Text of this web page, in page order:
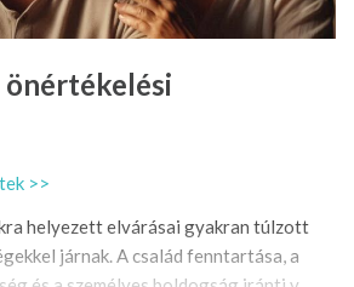
>>
helyezett elvárásai gyakran túlzott
járnak. A család fenntartása, a